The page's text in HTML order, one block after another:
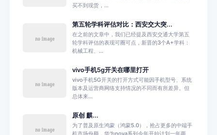
买不到现货，...
第五轮学科评估对比：西安交大突...
在之前的文章中，我们已经提及西安交通大学第五
轮学科评估的表现可圈可点，新晋的3个A+学科：
机械工程、...
vivo手机5g开关在哪里打开
vivo手机5G开关的打开方式可能因手机型号、系统
版本及运营商网络支持情况的不同而有所差异。但
总体来...
原创 麒...
为了普及原生鸿蒙（鸿蒙5.0），抢占更多的中端手
机市场份额，华为nova系列今年开始计划一年两